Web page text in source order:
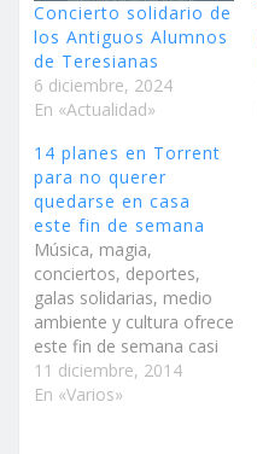
Concierto solidario de
los Antiguos Alumnos
de Teresianas
6 diciembre, 2024
En «Actualidad»
14 planes en Torrent
para no querer
quedarse en casa
este fin de semana
Música, magia,
conciertos, deportes,
galas solidarias, medio
ambiente y cultura ofrece
este fin de semana casi
navideño la ciudad de
Torrent, para que ningún
11 diciembre, 2014
En «Varios»